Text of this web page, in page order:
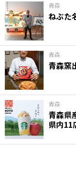
青森
ねぶた
青森
青森窯
青森
青森県
県内11